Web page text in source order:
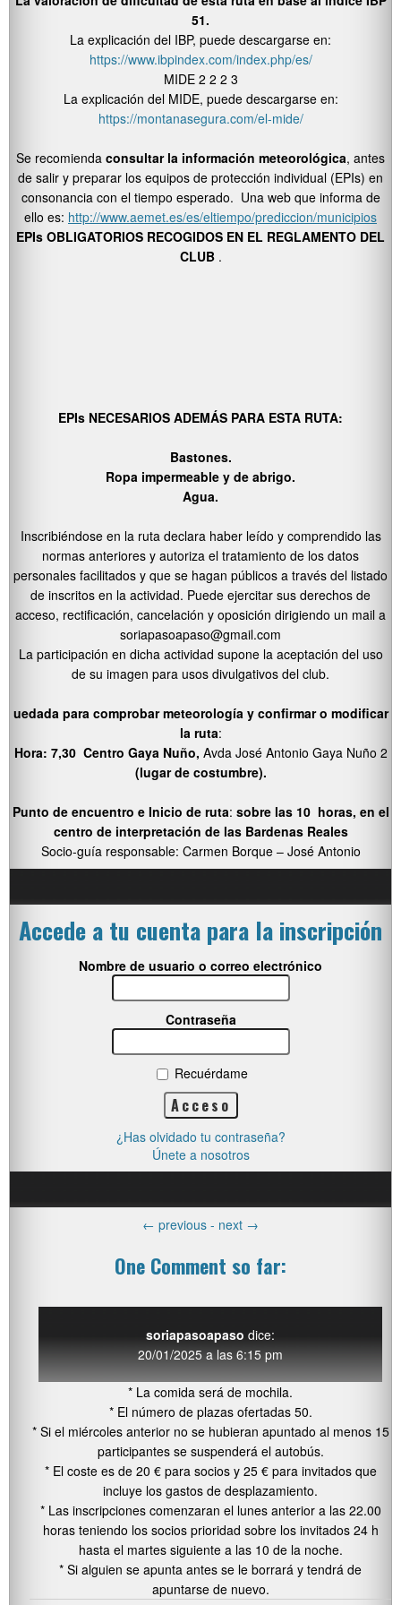
51.
La explicación del IBP, puede descargarse en:
https://www.ibpindex.com/index.php/es/
MIDE 2 2 2 3
La explicación del MIDE, puede descargarse en:
https://montanasegura.com/el-mide/
Se recomienda consultar la información meteorológica, antes
de salir y preparar los equipos de protección individual (EPIs) en
consonancia con el tiempo esperado. Una web que informa de
ello es: http://www.aemet.es/es/eltiempo/prediccion/municipios
EPIs OBLIGATORIOS RECOGIDOS EN EL REGLAMENTO DEL
CLUB .
EPIs NECESARIOS ADEMÁS PARA ESTA RUTA:
Bastones.
Ropa impermeable y de abrigo.
Agua.
Inscribiéndose en la ruta declara haber leído y comprendido las
normas anteriores y autoriza el tratamiento de los datos
personales facilitados y que se hagan públicos a través del listado
de inscritos en la actividad. Puede ejercitar sus derechos de
acceso, rectificación, cancelación y oposición dirigiendo un mail a
soriapasoapaso@gmail.com
La participación en dicha actividad supone la aceptación del uso
de su imagen para usos divulgativos del club.
uedada para comprobar meteorología y confirmar o modificar
la ruta:
Hora: 7,30 Centro Gaya Nuño, Avda José Antonio Gaya Nuño 2
(lugar de costumbre).
Punto de encuentro e Inicio de ruta: sobre las 10 horas, en el
centro de interpretación de las Bardenas Reales
Socio-guía responsable: Carmen Borque – José Antonio
Accede a tu cuenta para la inscripción
Nombre de usuario o correo electrónico
Contraseña
Recuérdame
¿Has olvidado tu contraseña?
Únete a nosotros
← previous - next →
One Comment so far:
soriapasoapaso dice:
20/01/2025 a las 6:15 pm
* La comida será de mochila.
* El número de plazas ofertadas 50.
* Si el miércoles anterior no se hubieran apuntado al menos 15
participantes se suspenderá el autobús.
* El coste es de 20 € para socios y 25 € para invitados que
incluye los gastos de desplazamiento.
* Las inscripciones comenzaran el lunes anterior a las 22.00
horas teniendo los socios prioridad sobre los invitados 24 h
hasta el martes siguiente a las 10 de la noche.
* Si alguien se apunta antes se le borrará y tendrá de
apuntarse de nuevo.